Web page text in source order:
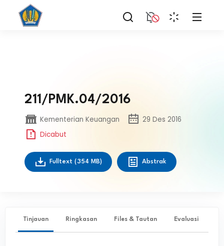
211/PMK.04/2016
Kementerian Keuangan
29 Des 2016
Dicabut
Fulltext (354 MB) Abstrak
Tinjauan Ringkasan Files & Tautan Evaluasi